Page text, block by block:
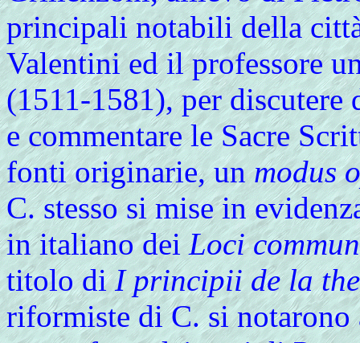
principali notabili della
Valentinied il professore
(1511-1581), per discutere
e commentare le Sacre
fonti originarie, unmodus
C. stesso si mise in
in italiano deiLoci
titolo diI principii de la
riformiste di C. si